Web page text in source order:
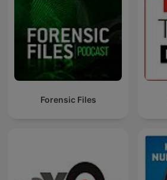
Forensic Files